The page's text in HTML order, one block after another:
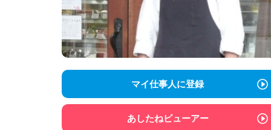
マイ仕事人に登録
あしたねビューアー